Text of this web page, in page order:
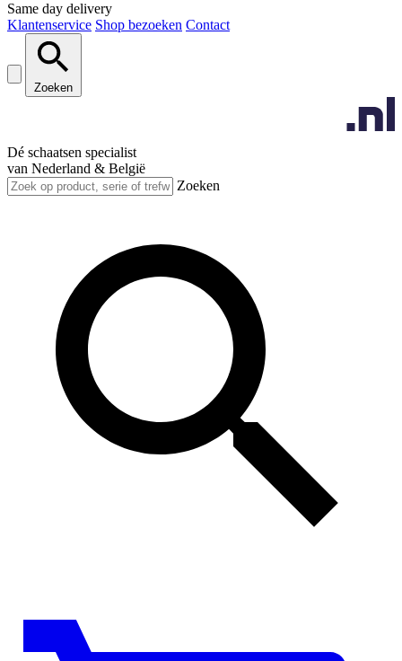
Same day delivery
Klantenservice Shop bezoeken Contact
Zoeken
Dé schaatsen specialist
van Nederland & België
Zoeken